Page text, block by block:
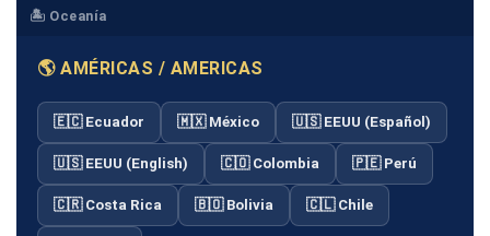
🏝️ Oceanía
🌎 AMÉRICAS / AMERICAS
🇪🇨 Ecuador 🇲🇽 México 🇺🇸 EEUU (Español)
🇺🇸 EEUU (English) 🇨🇴 Colombia 🇵🇪 Perú
🇨🇷 Costa Rica 🇧🇴 Bolivia 🇨🇱 Chile